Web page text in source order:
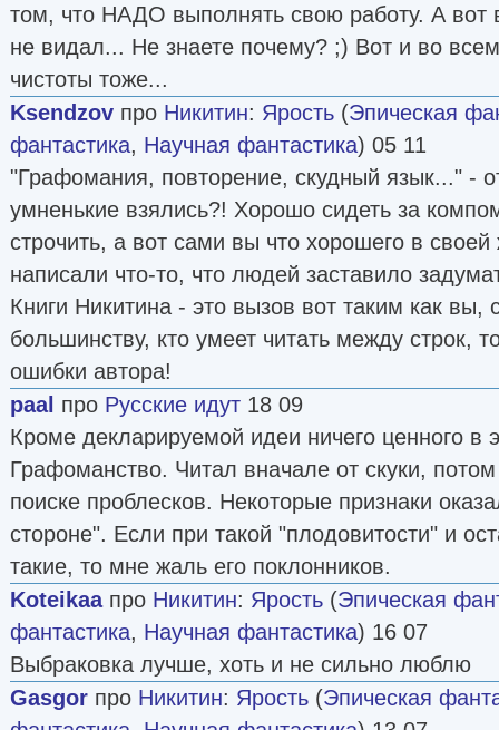
том, что НАДО выполнять свою работу. А вот
не видал... Не знаете почему? ;) Вот и во
чистоты тоже...
Ksendzov про Никитин: Ярость (Эпическая
фантастика, Научная фантастика) 05 11
"Графомания, повторение, скудный язык..." -
умненькие взялись?! Хорошо сидеть за
строчить, а вот сами вы что хорошего в
написали что-то, что людей заставило
Книги Никитина - это вызов вот таким как
большинству, кто умеет читать между строк,
ошибки автора!
paal про Русские идут 18 09
Кроме декларируемой идеи ничего ценного в
Графоманство. Читал вначале от скуки,
поиске проблесков. Некоторые признаки
стороне". Если при такой "плодовитости" и
такие, то мне жаль его поклонников.
Koteikaaпро Никитин: Ярость (Эпическая
фантастика, Научная фантастика) 16 07
Выбраковка лучше, хоть и не сильно люблю
Gasgor про Никитин: Ярость (Эпическая